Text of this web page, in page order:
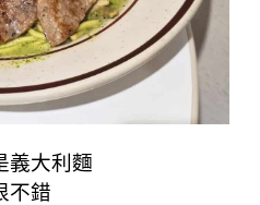
義大利麵
不錯